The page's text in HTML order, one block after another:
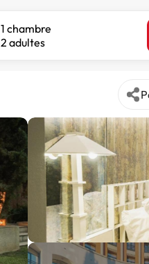
1 chambre
2 adultes